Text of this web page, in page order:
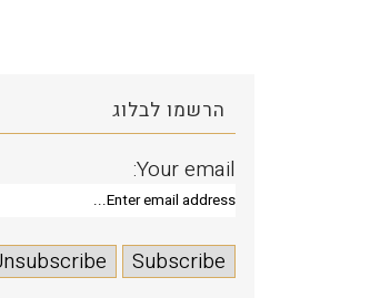
הרשמו לבלוג
Your email: